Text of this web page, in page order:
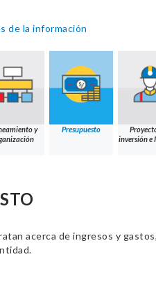
de la información
y
Presupuesto
inversión e
acerca de ingresos y